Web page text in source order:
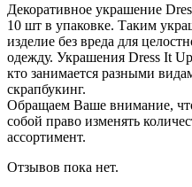
Декоративное украшение
10 шт в упаковке. Таким
изделие без вреда для
одежду. Украшения Dress It
кто занимается разными
скрапбукинг.
Обращаем Ваше внимание, что
собой право изменять
ассортимент.
Отзывов пока нет.